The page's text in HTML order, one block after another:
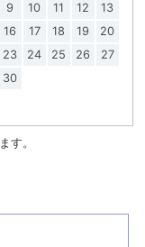
9 10 11 12
13
16 17 18 19
20
23 24 25 26
27
30
す。